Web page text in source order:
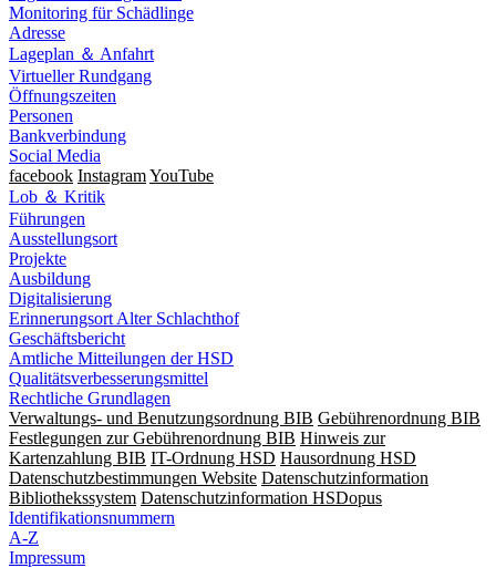
Monitoring für Schädlinge
Adresse
Lageplan ＆ Anfahrt
Virtueller Rundgang
Öffnungszeiten
Personen
Bankverbindung
Social Media
facebook InstagramYouTube
Lob ＆ Kritik
Führungen
Ausstellungsort
Projekte
Ausbildung
Digitalisierung
Erinnerungsort Alter Schlachthof
Geschäftsbericht
Amtliche Mitteilungen der HSD
Qualitätsverbesserungsmittel
Rechtliche Grundlagen
Verwaltungs- und Benutzungsordnung BIB Gebührenordnung BIB
Festlegungen zur Gebührenordnung BIB Hinweis zur
Kartenzahlung BIB IT-Ordnung HSD Hausordnung HSD
Datenschutzbestimmungen Website Datenschutzinformation
Bibliothekssystem Datenschutzinformation HSDopus
Identifikationsnummern
A-Z
Impressum